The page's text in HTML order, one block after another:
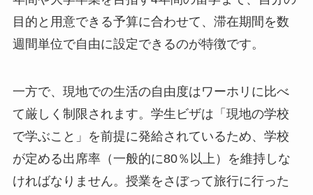
目的と用意できる予算に合わせて、滞在期間を数
週間単位で自由に設定できるのが特徴です。
一方で、現地での生活の自由度はワーホリに比べ
て厳しく制限されます。学生ビザは「現地の学校
で学ぶこと」を前提に発給されているため、学校
が定める出席率（一般的に80％以上）を維持しな
ければなりません。授業をさぼって旅行に行った